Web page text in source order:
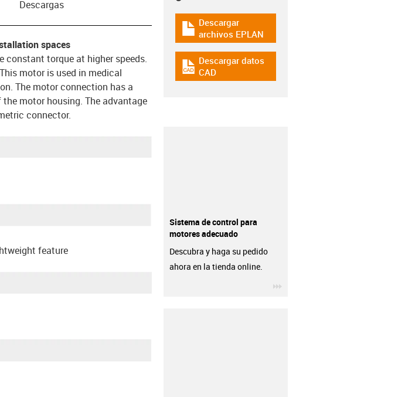
Descargas
spaces
constant torque at higher speeds.
motor is used in medical
The motor connection has a
motor housing. The advantage
connector.
feature
igus-icon-download-plan
Descargar
archivos EPLAN
igus-icon-cad-dateien
Descargar datos
CAD
Sistema de control para
motores adecuado
Descubra y haga su pedido
ahora en la tienda online.